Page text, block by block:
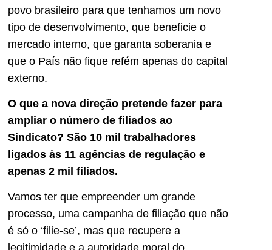
povo brasileiro para que tenhamos um novo
tipo de desenvolvimento, que beneficie o
mercado interno, que garanta soberania e
que o País não fique refém apenas do capital
externo.
O que a nova direção pretende fazer para
ampliar o número de filiados ao
Sindicato? São 10 mil trabalhadores
ligados às 11 agências de regulação e
apenas 2 mil filiados.
Vamos ter que empreender um grande
processo, uma campanha de filiação que não
é só o ‘filie-se’, mas que recupere a